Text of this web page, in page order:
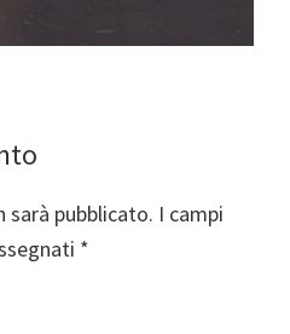
sarà pubblicato. I campi
*